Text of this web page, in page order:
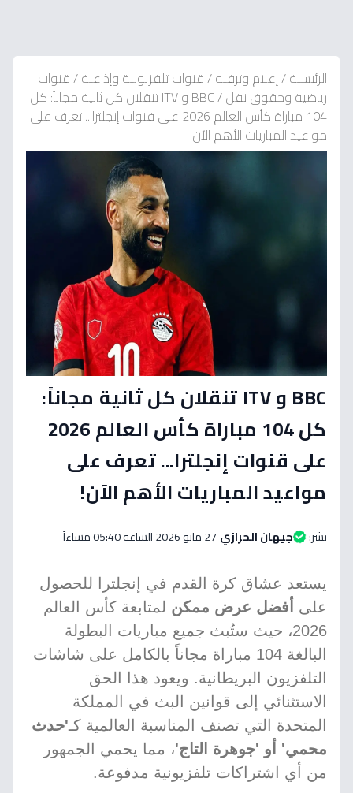
الرئيسية/إعلام وترفيه/قنوات تلفزيونية وإذاعية/قنوات
رياضية وحقوق نقل/
BBC و ITV تنقلان كل ثانية مجاناً: كل
104 مباراة كأس العالم 2026 على قنوات إنجلترا... تعرف على
مواعيد المباريات الأهم الآن!
BBC و ITV تنقلان كل ثانية مجاناً:
كل 104 مباراة كأس العالم 2026
على قنوات إنجلترا... تعرف على
مواعيد المباريات الأهم الآن!
نشر: جيهان الحرازي 27 مايو 2026 الساعة 05:40 مساءاً
يستعد عشاق كرة القدم في إنجلترا للحصول
على
أفضل عرض ممكن لمتابعة كأس العالم
2026، حيث ستُبث جميع مباريات البطولة
البالغة 104 مباراة مجاناً بالكامل على شاشات
التلفزيون البريطانية. ويعود هذا الحق
الاستثنائي إلى قوانين البث في المملكة
المتحدة التي تصنف المناسبة العالمية كـ'حدث
محمي' أو 'جوهرة التاج'، مما يحمي الجمهور
من أي اشتراكات تلفزيونية مدفوعة.